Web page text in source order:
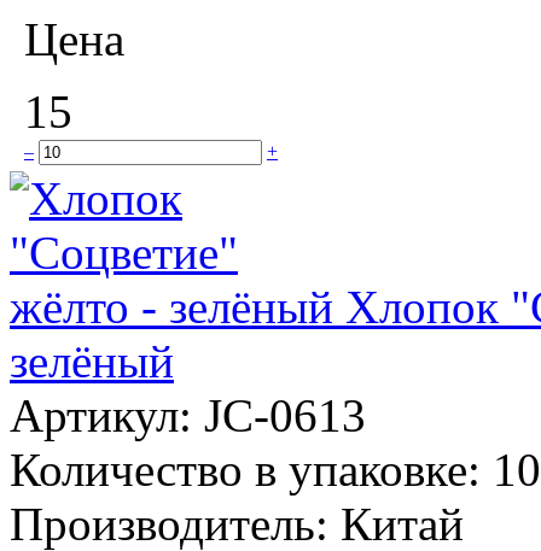
Цена
15
– +
Хлопок
зелёный
Артикул: JC-0613
Количество в упаковке: 10
Производитель: Китай